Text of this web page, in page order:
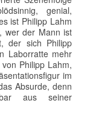
genial,
ist Philipp Lahm
wer der Mann ist
der sich Philipp
Laborratte mehr
Philipp Lahm,
im
Absurde, denn
aus seiner